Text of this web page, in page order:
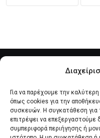
Για να παρέχουμε την
όπως cookies για την
συσκευών. Η συγκατάθεση για
επιτρέψει να
συμπεριφορά περιήγησης ή